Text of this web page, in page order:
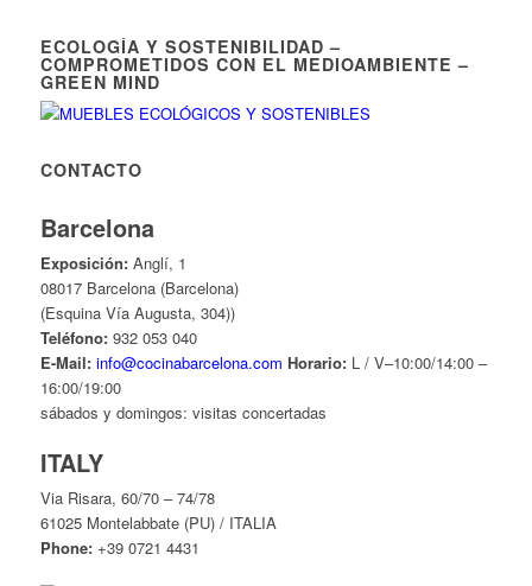
ECOLOGÍA Y SOSTENIBILIDAD –
COMPROMETIDOS CON EL MEDIOAMBIENTE –
GREEN MIND
CONTACTO
Barcelona
Exposición:Anglí, 1
08017 Barcelona (Barcelona)
(Esquina Vía Augusta, 304))
Teléfono:932 053 040
E-Mail: info@cocinabarcelona.com Horario:L / V–10:00/14:00 –
16:00/19:00
sábados y domingos: visitas concertadas
ITALY
Via Risara, 60/70 – 74/78
61025 Montelabbate (PU) / ITALIA
Phone:+39 0721 4431